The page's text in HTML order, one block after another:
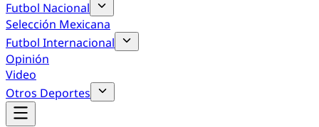
Futbol Nacional
Selección Mexicana
Futbol Internacional
Opinión
Video
Otros Deportes